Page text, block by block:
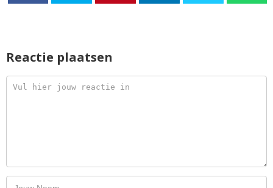
Reactie plaatsen